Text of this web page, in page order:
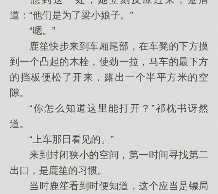
道：“他们是为了梁小娘子。”
“嗯。”
鹿笙快步来到车厢尾部，在车凳的下方摸
到一个凸起的木栓，使劲一拉，马车的最下方
的挡板便松了开来，露出一个半平方米的空
隙。
“你怎么知道这里能打开？”祁枕书讶然
道。
“上车那日看见的。”
来到封闭狭小的空间，第一时间寻找第二
出口，是鹿笙的习惯。
当时鹿笙看到时便知道，这个应当是镖局